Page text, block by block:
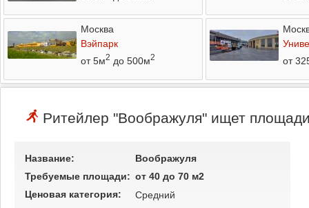
Москва
Вэйпарк
от 5м2 до 500м2
от
Ритейлер "Воображуля" ищет
Название:
Воображуля
Требуемые площади: от 40 до 70 м2
Ценовая категория:
Средний